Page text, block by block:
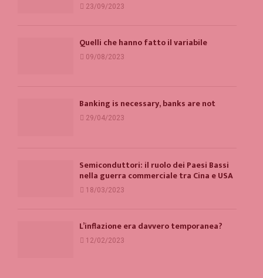
23/09/2023
Quelli che hanno fatto il variabile
09/08/2023
Banking is necessary, banks are not
29/04/2023
Semiconduttori: il ruolo dei Paesi Bassi
nella guerra commerciale tra Cina e USA
18/03/2023
L’inflazione era davvero temporanea?
12/02/2023